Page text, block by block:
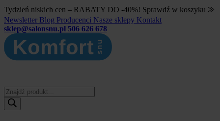
Tydzień niskich cen – RABATY DO -40%! Sprawdź w koszyku ⨠
Newsletter Blog Producenci Nasze sklepy Kontakt
sklep@salonsnu.pl 506 626 678
Wyszukiwarka
produktów